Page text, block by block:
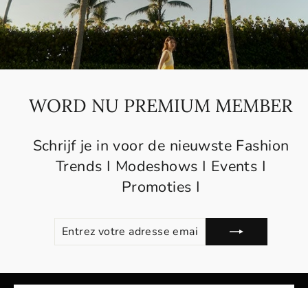
WORD NU PREMIUM MEMBER
Schrijf je in voor de nieuwste Fashion
Trends I Modeshows I Events I
Promoties I
VOTRE
ADRESSE